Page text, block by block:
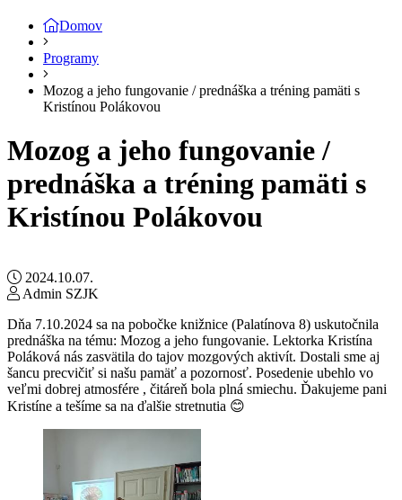
Domov
Programy
Mozog a jeho fungovanie / prednáška a tréning pamäti s
Kristínou Polákovou
Mozog a jeho fungovanie /
prednáška a tréning pamäti s
Kristínou Polákovou
2024.10.07.
Admin SZJK
Dňa 7.10.2024 sa na pobočke knižnice (Palatínova 8) uskutočnila
prednáška na tému: Mozog a jeho fungovanie. Lektorka Kristína
Poláková nás zasvätila do tajov mozgových aktivít. Dostali sme aj
šancu precvičiť si našu pamäť a pozornosť. Posedenie ubehlo vo
veľmi dobrej atmosfére , čitáreň bola plná smiechu. Ďakujeme pani
Kristíne a tešíme sa na ďalšie stretnutia 😊